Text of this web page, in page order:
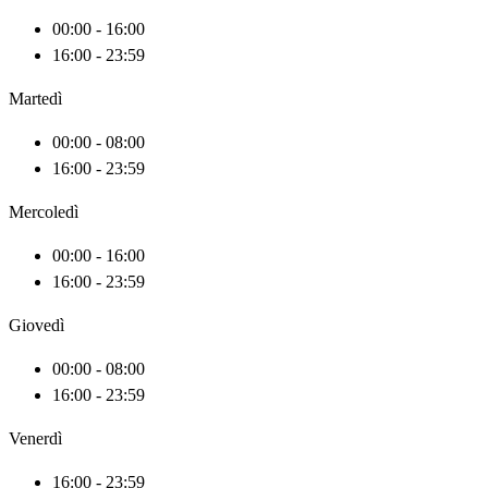
00:00 - 16:00
16:00 - 23:59
Martedì
00:00 - 08:00
16:00 - 23:59
Mercoledì
00:00 - 16:00
16:00 - 23:59
Giovedì
00:00 - 08:00
16:00 - 23:59
Venerdì
16:00 - 23:59